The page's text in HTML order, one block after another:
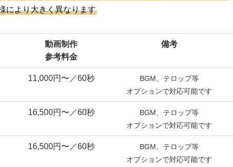
により大きく異なります
動画制作
参考料金
備考
11,000円〜／60秒
BGM、テロップ等
オプションで対応可能です
16,500円〜／60秒
BGM、テロップ等
オプションで対応可能です
16,500円〜／60秒
BGM、テロップ等
オプションで対応可能です